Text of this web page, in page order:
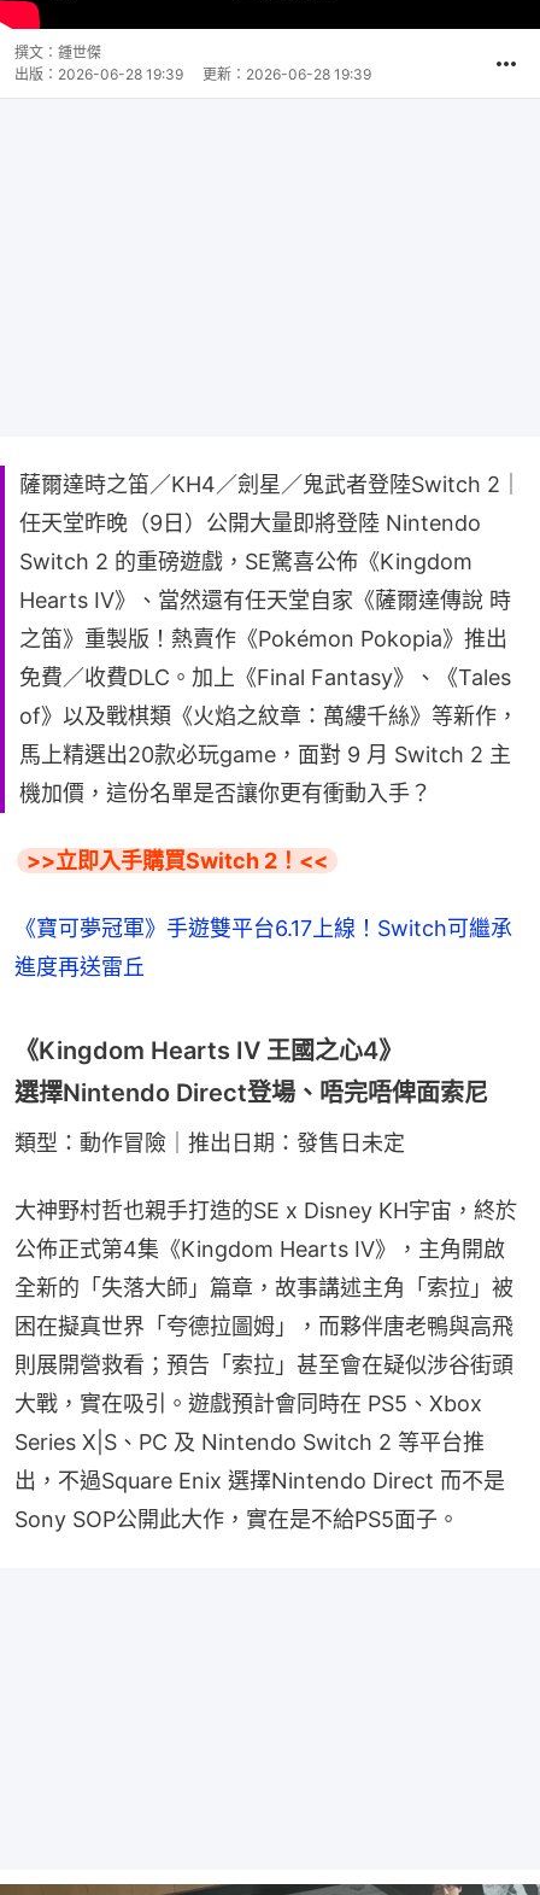
撰文： 鍾世傑
出版： 2026-06-28 19:39 更新： 2026-06-28 19:39
薩爾達時之笛／KH4／劍星／鬼武者登陸Switch 2｜
任天堂昨晚（9日）公開大量即將登陸 Nintendo
Switch 2 的重磅遊戲，SE驚喜公佈《Kingdom
Hearts IV》、當然還有任天堂自家《薩爾達傳說 時
之笛》重製版！熱賣作《Pokémon Pokopia》推出
免費／收費DLC。加上《Final Fantasy》、《Tales
of》以及戰棋類《火焰之紋章：萬縷千絲》等新作，
馬上精選出20款必玩game，面對 9 月 Switch 2 主
機加價，這份名單是否讓你更有衝動入手？
>>立即入手購買Switch 2！<<
《寶可夢冠軍》手遊雙平台6.17上線！Switch可繼承
進度再送雷丘
《Kingdom Hearts IV 王國之心4》
選擇Nintendo Direct登場、唔完唔俾面索尼
類型：動作冒險｜推出日期：發售日未定
大神野村哲也親手打造的SE x Disney KH宇宙，終於
公佈正式第4集《Kingdom Hearts IV》，主角開啟
全新的「失落大師」篇章，故事講述主角「索拉」被
困在擬真世界「夸德拉圖姆」，而夥伴唐老鴨與高飛
則展開營救看；預告「索拉」甚至會在疑似涉谷街頭
大戰，實在吸引。遊戲預計會同時在 PS5、Xbox
Series X|S、PC 及 Nintendo Switch 2 等平台推
出，不過Square Enix 選擇Nintendo Direct 而不是
Sony SOP公開此大作，實在是不給PS5面子。